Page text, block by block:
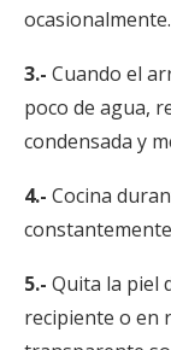
ocasionalmente.
3.- Cuando el
poco de agua,
condensada y
4.- Cocina
5.- Quita la piel
recipiente o en